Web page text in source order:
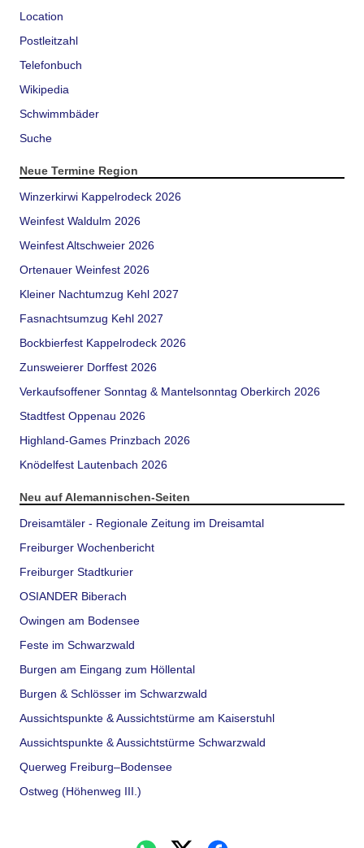
Location
Postleitzahl
Telefonbuch
Wikipedia
Schwimmbäder
Suche
Neue Termine Region
Winzerkirwi Kappelrodeck 2026
Weinfest Waldulm 2026
Weinfest Altschweier 2026
Ortenauer Weinfest 2026
Kleiner Nachtumzug Kehl 2027
Fasnachtsumzug Kehl 2027
Bockbierfest Kappelrodeck 2026
Zunsweierer Dorffest 2026
Verkaufsoffener Sonntag & Mantelsonntag Oberkirch 2026
Stadtfest Oppenau 2026
Highland-Games Prinzbach 2026
Knödelfest Lautenbach 2026
Neu auf Alemannischen-Seiten
Dreisamtäler - Regionale Zeitung im Dreisamtal
Freiburger Wochenbericht
Freiburger Stadtkurier
OSIANDER Biberach
Owingen am Bodensee
Feste im Schwarzwald
Burgen am Eingang zum Höllental
Burgen & Schlösser im Schwarzwald
Aussichtspunkte & Aussichtstürme am Kaiserstuhl
Aussichtspunkte & Aussichtstürme Schwarzwald
Querweg Freiburg–Bodensee
Ostweg (Höhenweg III.)